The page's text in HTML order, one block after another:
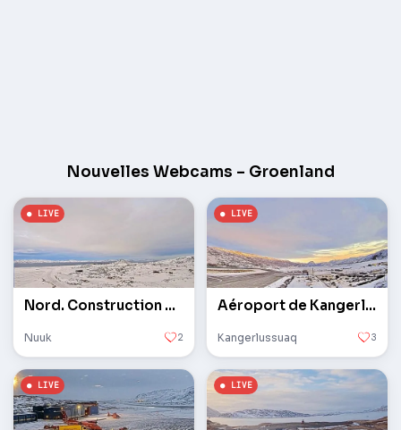
Nouvelles Webcams – Groenland
Nord. Construction d'aéroport
Nuuk 2
Aéroport de Kangerlussuaq
Kangerlussuaq 3